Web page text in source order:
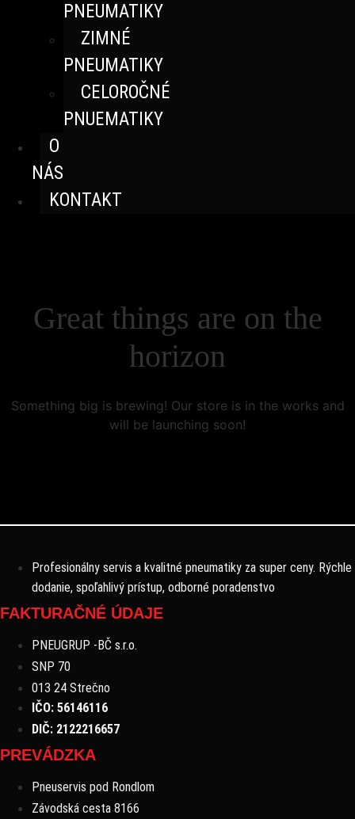
PNEUMATIKY
ZIMNÉ
PNEUMATIKY
CELOROČNÉ
PNUEMATIKY
O
NÁS
KONTAKT
Great things are on the
horizon
Something big is brewing! Our store is in the works and
will be launching soon!
Profesionálny servis a kvalitné pneumatiky za super ceny. Rýchle
dodanie, spoľahlivý prístup, odborné poradenstvo
FAKTURAČNÉ ÚDAJE
PNEUGRUP -BČ s.r.o.
SNP 70
013 24 Strečno
IČO: 56146116
DIČ: 2122216657
PREVÁDZKA
Pneuservis pod Rondlom
Závodská cesta 8166